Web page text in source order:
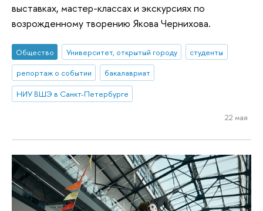
выставках, мастер-классах и экскурсиях по
возрожденному творению Якова Чернихова.
Общество Университет, открытый городу
студенты
репортаж о событии
бакалавриат
НИУ ВШЭ в Санкт-Петербурге
22 мая